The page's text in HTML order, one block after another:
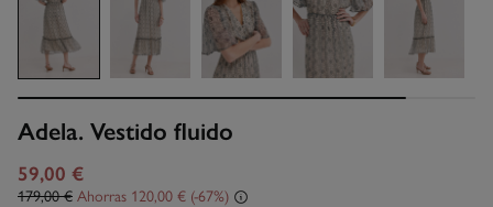
Adela. Vestido fluido
59,00 €
179,00 € Ahorras 120,00 € 67